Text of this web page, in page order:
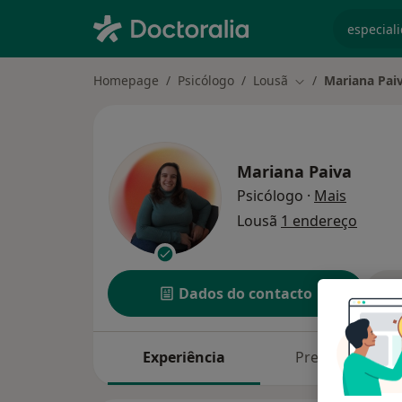
Homepage Psicólogo Lousã Mudar de cidade
Mariana
Mariana Paiva
Psicólogo · Mais
Lousã 1 endereço
Dados do contacto
Experiência Preços